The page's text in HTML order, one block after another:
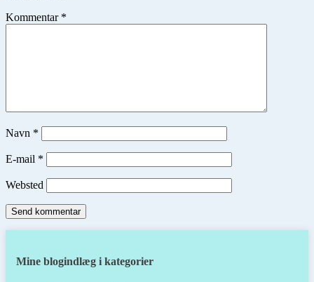
Kommentar *
Navn *
E-mail *
Websted
Mine blogindlæg i kategorier